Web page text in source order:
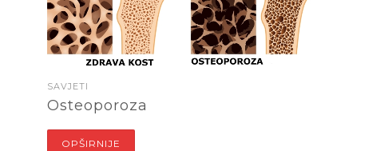
SAVJETI
Osteoporoza
OPŠIRNIJE